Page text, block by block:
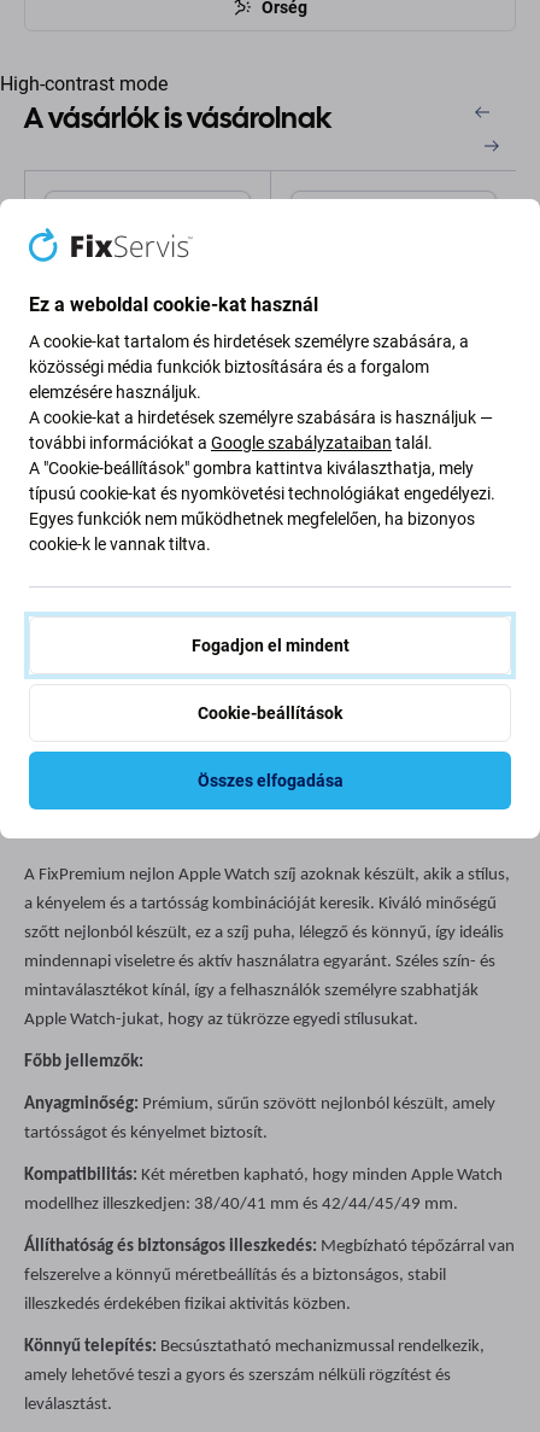
Őrség
High-contrast mode
A vásárlók is vásárolnak
FixPremium - Nylon Szíj -
Apple Watch (38, 40 és
41mm), international
2 400 Ft
RAKTÁRON 1 db
FixPremium - Szilikon
Szíj - Apple Watch (38,
40 és 41mm), piros
800 Ft
Szállítás és visszaküldés
A FixPremium nejlon Apple Watch szíj azoknak készült, akik a stílus,
a kényelem és a tartósság kombinációját keresik. Kiváló minőségű
szőtt nejlonból készült, ez a szíj puha, lélegző és könnyű, így ideális
mindennapi viseletre és aktív használatra egyaránt. Széles szín- és
mintaválasztékot kínál, így a felhasználók személyre szabhatják
Apple Watch-jukat, hogy az tükrözze egyedi stílusukat.
Főbb jellemzők:
Anyagminőség: Prémium, sűrűn szövött nejlonból készült, amely
tartósságot és kényelmet biztosít.
Kompatibilitás: Két méretben kapható, hogy minden Apple Watch
modellhez illeszkedjen: 38/40/41 mm és 42/44/45/49 mm.
Állíthatóság és biztonságos illeszkedés: Megbízható tépőzárral van
felszerelve a könnyű méretbeállítás és a biztonságos, stabil
illeszkedés érdekében fizikai aktivitás közben.
Könnyű telepítés: Becsúsztatható mechanizmussal rendelkezik,
amely lehetővé teszi a gyors és szerszám nélküli rögzítést és
leválasztást.
Ez a weboldal cookie-kat használ
A cookie-kat tartalom és hirdetések személyre szabására, a
közösségi média funkciók biztosítására és a forgalom
elemzésére használjuk.
A cookie-kat a hirdetések személyre szabására is használjuk —
további információkat a Google szabályzataiban talál.
A "Cookie-beállítások" gombra kattintva kiválaszthatja, mely
típusú cookie-kat és nyomkövetési technológiákat engedélyezi.
Egyes funkciók nem működhetnek megfelelően, ha bizonyos
cookie-k le vannak tiltva.
Fogadjon el mindent
Cookie-beállítások
Összes elfogadása